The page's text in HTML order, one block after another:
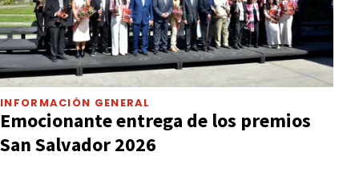
INFORMACIÓN GENERAL
Emocionante entrega de los premios
San Salvador 2026